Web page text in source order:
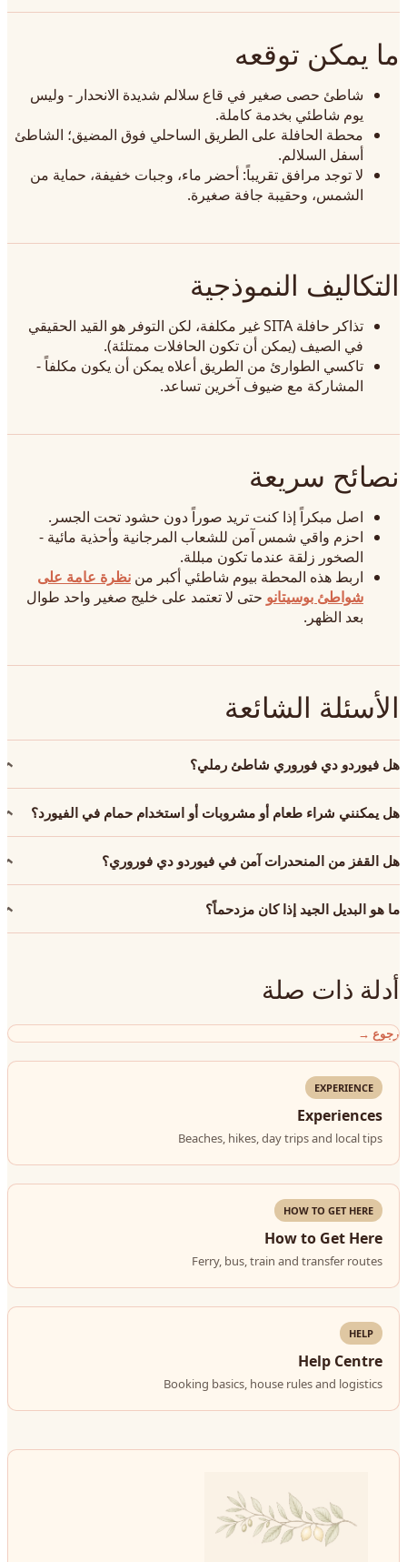
ما يمكن توقعه
شاطئ حصى صغير في قاع سلالم شديدة الانحدار - وليس
يوم شاطئي بخدمة كاملة.
محطة الحافلة على الطريق الساحلي فوق المضيق؛ الشاطئ
أسفل السلالم.
لا توجد مرافق تقريباً: أحضر ماء، وجبات خفيفة، حماية من
الشمس، وحقيبة جافة صغيرة.
التكاليف النموذجية
تذاكر حافلة SITA غير مكلفة، لكن التوفر هو القيد الحقيقي
في الصيف (يمكن أن تكون الحافلات ممتلئة).
تاكسي الطوارئ من الطريق أعلاه يمكن أن يكون مكلفاً -
المشاركة مع ضيوف آخرين تساعد.
نصائح سريعة
اصل مبكراً إذا كنت تريد صوراً دون حشود تحت الجسر.
احزم واقي شمس آمن للشعاب المرجانية وأحذية مائية -
الصخور زلقة عندما تكون مبللة.
اربط هذه المحطة بيوم شاطئي أكبر من نظرة عامة على
شواطئ بوسيتانو حتى لا تعتمد على خليج صغير واحد طوال
بعد الظهر.
الأسئلة الشائعة
هل فيوردو دي فوروري شاطئ رملي؟
هل يمكنني شراء طعام أو مشروبات أو استخدام حمام في الفيورد؟
هل القفز من المنحدرات آمن في فيوردو دي فوروري؟
ما هو البديل الجيد إذا كان مزدحماً؟
أدلة ذات صلة
رجوع →
EXPERIENCE
Experiences
Beaches, hikes, day trips and local tips
HOW TO GET HERE
How to Get Here
Ferry, bus, train and transfer routes
HELP
Help Centre
Booking basics, house rules and logistics